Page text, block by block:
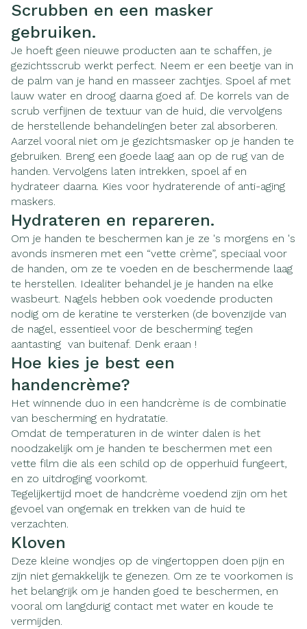
Scrubben en een masker
gebruiken.
Je hoeft geen nieuwe producten aan te schaffen, je
gezichtsscrub werkt perfect. Neem er een beetje van in
de palm van je hand en masseer zachtjes. Spoel af met
lauw water en droog daarna goed af. De korrels van de
scrub verfijnen de textuur van de huid, die vervolgens
de herstellende behandelingen beter zal absorberen.
Aarzel vooral niet om je gezichtsmasker op je handen te
gebruiken. Breng een goede laag aan op de rug van de
handen. Vervolgens laten intrekken, spoel af en
hydrateer daarna. Kies voor hydraterende of anti-aging
maskers.
Hydrateren en repareren.
Om je handen te beschermen kan je ze 's morgens en 's
avonds insmeren met een “vette crème”, speciaal voor
de handen, om ze te voeden en de beschermende laag
te herstellen. Idealiter behandel je je handen na elke
wasbeurt. Nagels hebben ook voedende producten
nodig om de keratine te versterken (de bovenzijde van
de nagel, essentieel voor de bescherming tegen
aantasting van buitenaf. Denk eraan !
Hoe kies je best een
handencrème?
Het winnende duo in een handcrème is de combinatie
van bescherming en hydratatie.
Omdat de temperaturen in de winter dalen is het
noodzakelijk om je handen te beschermen met een
vette film die als een schild op de opperhuid fungeert,
en zo uitdroging voorkomt.
Tegelijkertijd moet de handcrème voedend zijn om het
gevoel van ongemak en trekken van de huid te
verzachten.
Kloven
Deze kleine wondjes op de vingertoppen doen pijn en
zijn niet gemakkelijk te genezen. Om ze te voorkomen is
het belangrijk om je handen goed te beschermen, en
vooral om langdurig contact met water en koude te
vermijden.